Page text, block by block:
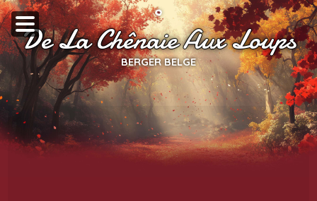
De La Chênaie Aux Loups
BERGER BELGE